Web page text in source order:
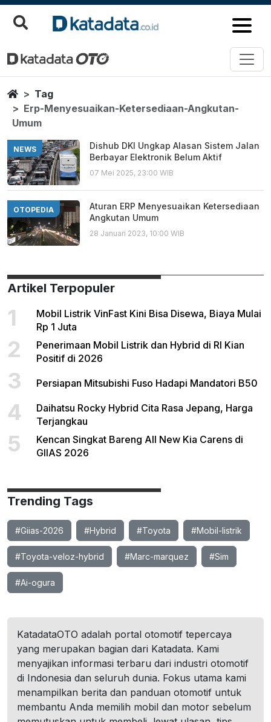
Erp Menyesuaikan
Berita Terbaru
HomeTag
Erp-Menyesuaikan-Ketersediaan-Angkutan-
Umum
NEWS
Dishub DKI Ungkap Alasan Sistem Jalan
Berbayar Elektronik Belum Aktif
07 Mei 2025, 23:00 WIB
OTOPEDIA
Aturan ERP Menyesuaikan Ketersediaan
Angkutan Umum
28 Januari 2023, 10:00 WIB
Artikel Terpopuler
1
Mobil Listrik VinFast Kini Bisa Disewa, Biaya Mulai
Rp 1 Juta
2
Penerimaan Mobil Listrik dan Hybrid di RI Kian
Positif di 2026
3 Persiapan Mitsubishi Fuso Hadapi Mandatori B50
4
Daihatsu Rocky Hybrid Cita Rasa Jepang, Harga
Terjangkau
5
Kencan Singkat Bareng All New Kia Carens di
GIIAS 2026
Trending Tags
#Giias-2026 #Hybrid #Toyota #Mobil-listrik
#Toyota-veloz-hybrid #Marc-marquez #Sim
#Ai-ogura
KatadataOTO adalah portal otomotif tepercaya
yang merupakan bagian dari Katadata. Kami
menyajikan informasi terbaru dari industri otomotif
di Indonesia dan seluruh dunia. Fokus utama kami
menampilkan berita dan panduan otomotif untuk
membantu Anda memilih mobil dan motor sebelum